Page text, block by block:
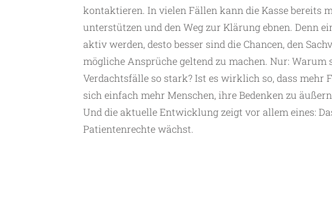
kontaktieren. In vielen Fällen kann die Kasse bereits
unterstützen und den Weg zur Klärung ebnen. Denn
aktiv werden, desto besser sind die Chancen, den
mögliche Ansprüche geltend zu machen. Nur: Warum
Verdachtsfälle so stark? Ist es wirklich so, dass mehr
sich einfach mehr Menschen, ihre Bedenken zu
Und die aktuelle Entwicklung zeigt vor allem eines:
Patientenrechte wächst.